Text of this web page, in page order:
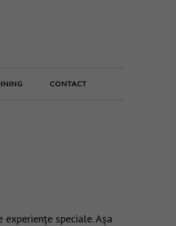
CONTACT
speciale. Așa